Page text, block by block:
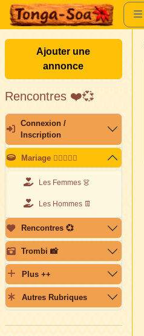
Ajouter une
annonce
Rencontres ❤️💞
Connexion /
Inscription
Mariage 👩🏽‍❤️‍👨🏽
Les Femmes 👗
Les Hommes 👖
Rencontres 💞
Trombi 📸
Plus ++
Autres Rubriques